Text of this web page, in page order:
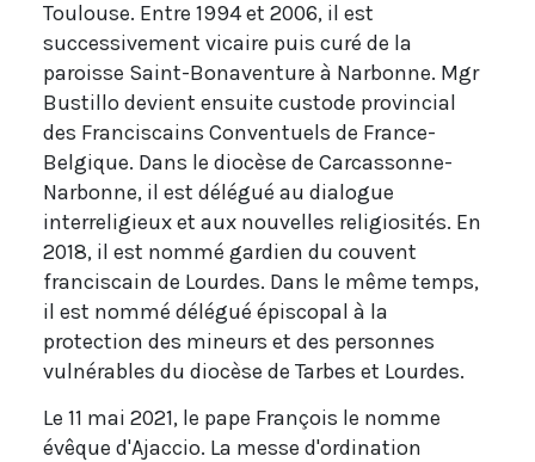
Toulouse. Entre 1994 et 2006, il est
successivement vicaire puis curé de la
paroisse Saint-Bonaventure à Narbonne. Mgr
Bustillo devient ensuite custode provincial
des Franciscains Conventuels de France-
Belgique. Dans le diocèse de Carcassonne-
Narbonne, il est délégué au dialogue
interreligieux et aux nouvelles religiosités. En
2018, il est nommé gardien du couvent
franciscain de Lourdes. Dans le même temps,
il est nommé délégué épiscopal à la
protection des mineurs et des personnes
vulnérables du diocèse de Tarbes et Lourdes.
Le 11 mai 2021, le pape François le nomme
évêque d'Ajaccio. La messe d'ordination